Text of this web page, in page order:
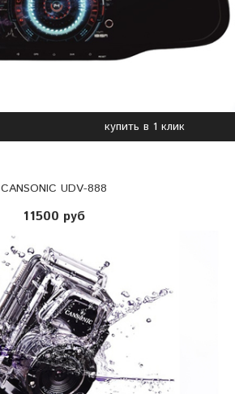
купить в 1 клик
CANSONIC UDV-888
11500 руб